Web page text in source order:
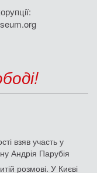
взяв участь у
Андрія Парубія
розмові. У Києві